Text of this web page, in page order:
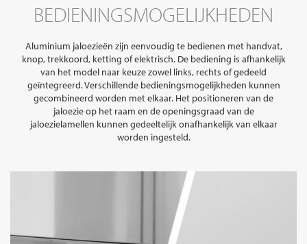
BEDIENINGSMOGELIJKHEDEN
Aluminium jaloezieën zijn eenvoudig te bedienen met handvat,
knop, trekkoord, ketting of elektrisch. De bediening is afhankelijk
van het model naar keuze zowel links, rechts of gedeeld
geïntegreerd. Verschillende bedieningsmogelijkheden kunnen
gecombineerd worden met elkaar. Het positioneren van de
jaloezie op het raam en de openingsgraad van de
jaloezielamellen kunnen gedeeltelijk onafhankelijk van elkaar
worden ingesteld.